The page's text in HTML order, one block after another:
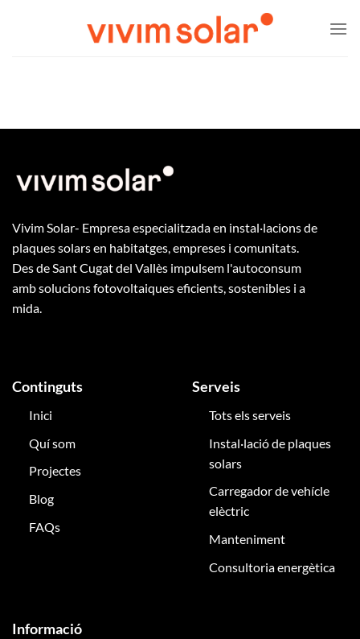
Vivim Solar- Empresa especialitzada en instal·lacions de
plaques solars en habitatges, empreses i comunitats.
Des de Sant Cugat del Vallès impulsem l'autoconsum
amb solucions fotovoltaiques eficients, sostenibles i a
mida.
Continguts
Inici
Quí som
Projectes
Blog
FAQs
Serveis
Tots els serveis
Instal·lació de plaques
solars
Carregador de vehícle
elèctric
Manteniment
Consultoria energètica
Informació